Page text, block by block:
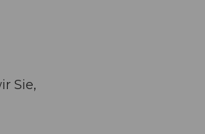
Sie,